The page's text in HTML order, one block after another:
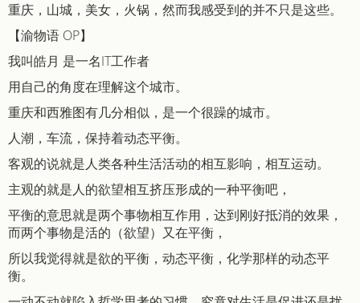
重庆，山城，美女，火锅，然而我感受到的并不只是这些。
【渝物语 OP】
我叫皓月 是一名IT工作者
用自己的角度在理解这个城市。
重庆和西雅图有几分相似，是一个很躁的城市。
人潮，车流，保持着动态平衡。
客观的说就是人类各种生活活动的相互影响，相互运动。
主观的就是人的欲望相互挤压形成的一种平衡吧，
平衡的意思就是两个事物相互作用，达到刚好抵消的效果，
而两个事物是活的（欲望）又在平衡，
所以我觉得就是欲的平衡，动态平衡，化学那样的动态平
衡。